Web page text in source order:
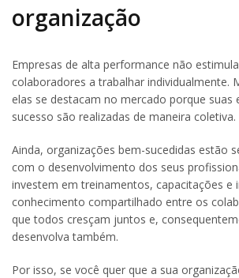
organização
Empresas de alta performance não
colaboradores a trabalhar individualmente.
elas se destacam no mercado porque suas
sucesso são realizadas de maneira coletiva.
Ainda, organizações bem-sucedidas estão
com o desenvolvimento dos seus
investem em treinamentos, capacitações e
conhecimento compartilhado entre os
que todos cresçam juntos e,
desenvolva também.
Por isso, se você quer que a sua